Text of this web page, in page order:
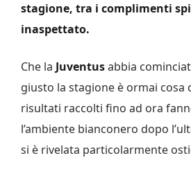
stagione, tra i complimenti
inaspettato.
Che la Juventusabbia
giusto la stagione è ormai cosa
risultati raccolti fino ad ora
l’ambiente bianconero dopo
si è rivelata particolarmente